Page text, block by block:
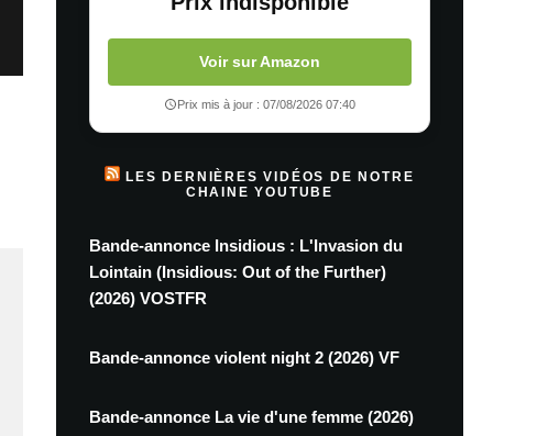
Voir sur Amazon
Prix mis à jour : 07/08/2026 07:40
LES DERNIÈRES VIDÉOS DE NOTRE
CHAINE YOUTUBE
Bande-annonce Insidious : L'Invasion du
Lointain (Insidious: Out of the Further)
(2026) VOSTFR
Bande-annonce violent night 2 (2026) VF
Bande-annonce La vie d'une femme (2026)